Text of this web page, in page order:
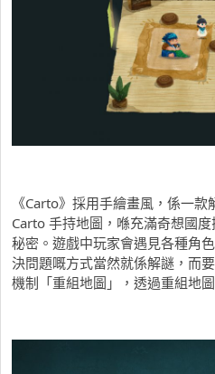
《Carto》採用手繪畫風，係一
Carto 手持地圖，喺充滿奇想國
秘密。遊戲中玩家會遇見各種角
決問題嘅方式當然就係解謎，而
機制「重組地圖」，透過重組地